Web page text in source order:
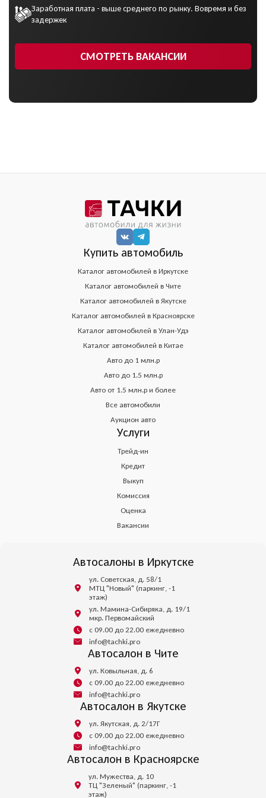
Заработная плата - выше среднего по рынку. Вовремя и без
задержек
СМОТРЕТЬ ВАКАНСИИ
Купить автомобиль
Каталог автомобилей в Иркутске
Каталог автомобилей в Чите
Каталог автомобилей в Якутске
Каталог автомобилей в Красноярске
Каталог автомобилей в Улан-Удэ
Каталог автомобилей в Китае
Авто до 1 млн.р
Авто до 1.5 млн.р
Авто от 1.5 млн.р и более
Все автомобили
Аукцион авто
Услуги
Трейд-ин
Кредит
Выкуп
Комиссия
Оценка
Вакансии
Автосалоны в Иркутске
ул. Советская, д. 58/1
МТЦ "Новый" (паркинг, -1
этаж)
ул. Мамина-Сибиряка, д. 19/1
мкр. Первомайский
с 09.00 до 22.00 ежедневно
info@tachki.pro
Автосалон в Чите
ул. Ковыльная, д. 6
с 09.00 до 22.00 ежедневно
info@tachki.pro
Автосалон в Якутске
ул. Якутская, д. 2/17Г
с 09.00 до 22.00 ежедневно
info@tachki.pro
Автосалон в Красноярске
ул. Мужества, д. 10
ТЦ "Зеленый" (паркинг, -1
этаж)